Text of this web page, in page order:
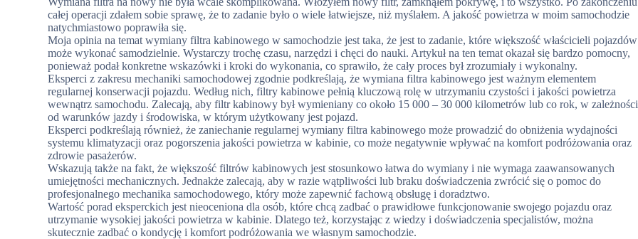
całej operacji zdałem sobie sprawę, że to zadanie było o wiele łatwiejsze, niż myślałem. A jakość powietrza w moim samochodzie
natychmiastowo poprawiła się.
Moja opinia na temat wymiany filtra kabinowego w samochodzie jest taka, że jest to zadanie, które większość właścicieli pojazdów
może wykonać samodzielnie. Wystarczy trochę czasu, narzędzi i chęci do nauki. Artykuł na ten temat okazał się bardzo pomocny,
ponieważ podał konkretne wskazówki i kroki do wykonania, co sprawiło, że cały proces był zrozumiały i wykonalny.
Eksperci z zakresu mechaniki samochodowej zgodnie podkreślają, że wymiana filtra kabinowego jest ważnym elementem
regularnej konserwacji pojazdu. Według nich, filtry kabinowe pełnią kluczową rolę w utrzymaniu czystości i jakości powietrza
wewnątrz samochodu. Zalecają, aby filtr kabinowy był wymieniany co około 15 000 – 30 000 kilometrów lub co rok, w zależności
od warunków jazdy i środowiska, w którym użytkowany jest pojazd.
Eksperci podkreślają również, że zaniechanie regularnej wymiany filtra kabinowego może prowadzić do obniżenia wydajności
systemu klimatyzacji oraz pogorszenia jakości powietrza w kabinie, co może negatywnie wpływać na komfort podróżowania oraz
zdrowie pasażerów.
Wskazują także na fakt, że większość filtrów kabinowych jest stosunkowo łatwa do wymiany i nie wymaga zaawansowanych
umiejętności mechanicznych. Jednakże zalecają, aby w razie wątpliwości lub braku doświadczenia zwrócić się o pomoc do
profesjonalnego mechanika samochodowego, który może zapewnić fachową obsługę i doradztwo.
Wartość porad eksperckich jest nieoceniona dla osób, które chcą zadbać o prawidłowe funkcjonowanie swojego pojazdu oraz
utrzymanie wysokiej jakości powietrza w kabinie. Dlatego też, korzystając z wiedzy i doświadczenia specjalistów, można
skutecznie zadbać o kondycję i komfort podróżowania we własnym samochodzie.